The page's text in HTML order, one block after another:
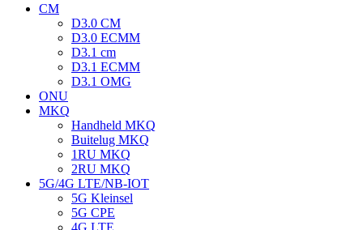
CM
D3.0 CM
D3.0 ECMM
D3.1 cm
D3.1 ECMM
D3.1 OMG
ONU
MKQ
Handheld MKQ
Buitelug MKQ
1RU MKQ
2RU MKQ
5G/4G LTE/NB-IOT
5G Kleinsel
5G CPE
4G LTE